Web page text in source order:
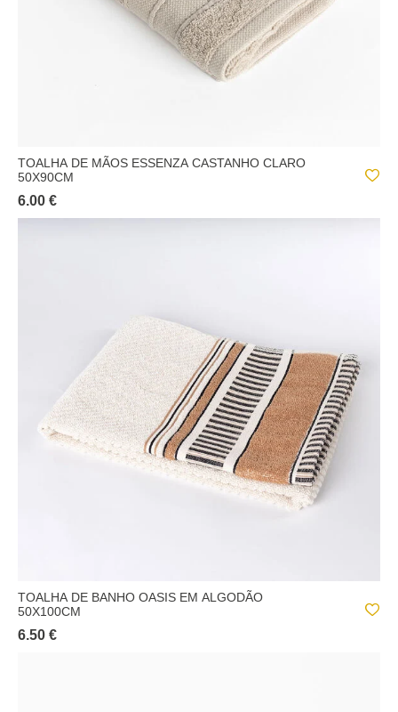
TOALHA DE MÃOS ESSENZA CASTANHO CLARO
50X90CM
6.00 €
TOALHA DE BANHO OASIS EM ALGODÃO
50X100CM
6.50 €